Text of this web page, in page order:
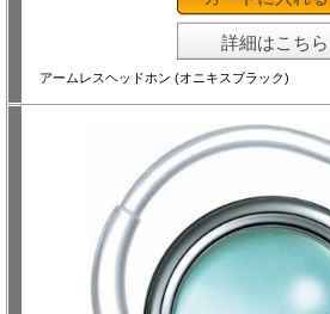
詳細はこちら
アームレスヘッドホン (オニキスブラック)